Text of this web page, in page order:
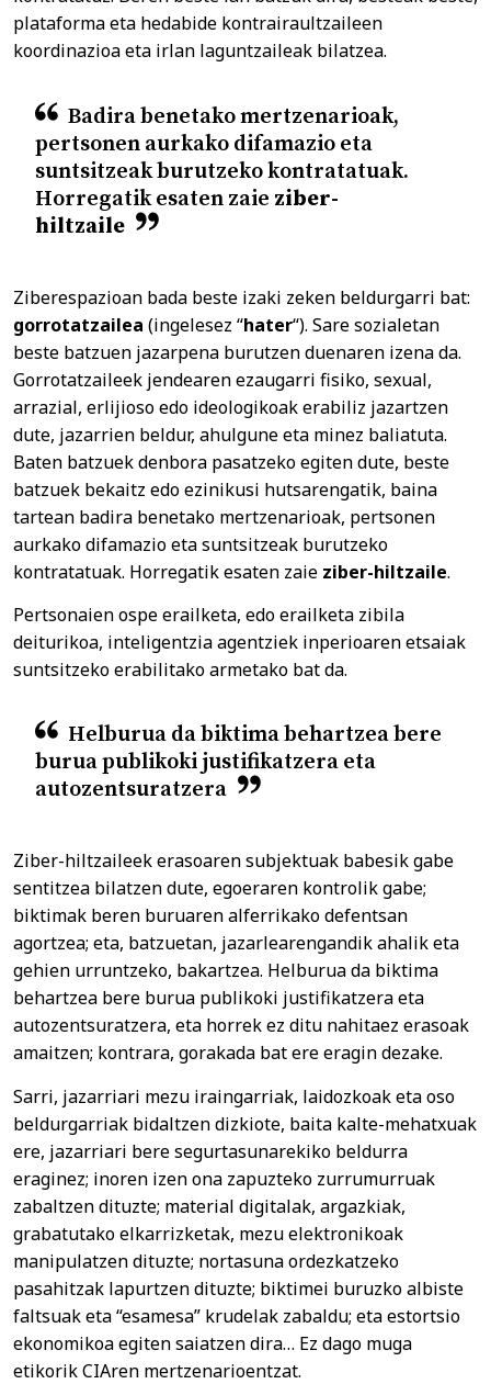
plataforma eta hedabide kontrairaultzaileen
koordinazioa eta irlan laguntzaileak bilatzea.
Badira benetako mertzenarioak,
pertsonen aurkako difamazio eta
suntsitzeak burutzeko kontratatuak.
Horregatik esaten zaie ziber-
hiltzaile
Ziberespazioan bada beste izaki zeken beldurgarri bat:
gorrotatzailea (ingelesez “hater“). Sare sozialetan
beste batzuen jazarpena burutzen duenaren izena da.
Gorrotatzaileek jendearen ezaugarri fisiko, sexual,
arrazial, erlijioso edo ideologikoak erabiliz jazartzen
dute, jazarrien beldur, ahulgune eta minez baliatuta.
Baten batzuek denbora pasatzeko egiten dute, beste
batzuek bekaitz edo ezinikusi hutsarengatik, baina
tartean badira benetako mertzenarioak, pertsonen
aurkako difamazio eta suntsitzeak burutzeko
kontratatuak. Horregatik esaten zaie ziber-hiltzaile.
Pertsonaien ospe erailketa, edo erailketa zibila
deiturikoa, inteligentzia agentziek inperioaren etsaiak
suntsitzeko erabilitako armetako bat da.
Helburua da biktima behartzea bere
burua publikoki justifikatzera eta
autozentsuratzera
Ziber-hiltzaileek erasoaren subjektuak babesik gabe
sentitzea bilatzen dute, egoeraren kontrolik gabe;
biktimak beren buruaren alferrikako defentsan
agortzea; eta, batzuetan, jazarlearengandik ahalik eta
gehien urruntzeko, bakartzea. Helburua da biktima
behartzea bere burua publikoki justifikatzera eta
autozentsuratzera, eta horrek ez ditu nahitaez erasoak
amaitzen; kontrara, gorakada bat ere eragin dezake.
Sarri, jazarriari mezu iraingarriak, laidozkoak eta oso
beldurgarriak bidaltzen dizkiote, baita kalte-mehatxuak
ere, jazarriari bere segurtasunarekiko beldurra
eraginez; inoren izen ona zapuzteko zurrumurruak
zabaltzen dituzte; material digitalak, argazkiak,
grabatutako elkarrizketak, mezu elektronikoak
manipulatzen dituzte; nortasuna ordezkatzeko
pasahitzak lapurtzen dituzte; biktimei buruzko albiste
faltsuak eta “esamesa” krudelak zabaldu; eta estortsio
ekonomikoa egiten saiatzen dira… Ez dago muga
etikorik CIAren mertzenarioentzat.